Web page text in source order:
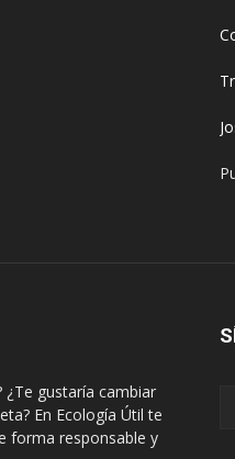
gustaría cambiar
En Ecología Útil te
forma responsable y